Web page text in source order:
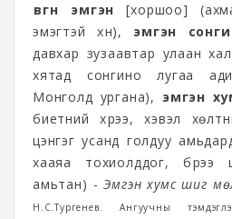
өвгөн эмгэн [хоршоо]
эмэгтэй хүн), эмгэн
давхар зузаавтар улаан
хятад сонгино лугаа
Монголд ургана), эмгэн
биетний хүрээ, хэвэл
цэнгэг усанд голдуу
хааяа тохиолддог, бүрээ
амьтан) -Эмгэн хумс шиг
Н.С.Тургенев. Ангуучны